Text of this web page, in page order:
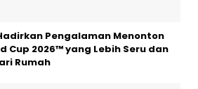
Pengalaman Menonton
Cup 2026™ yang Lebih Seru dan
Rumah